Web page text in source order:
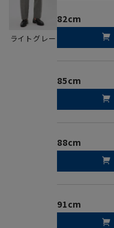
ライトグレー
82cm
85cm
88cm
91cm